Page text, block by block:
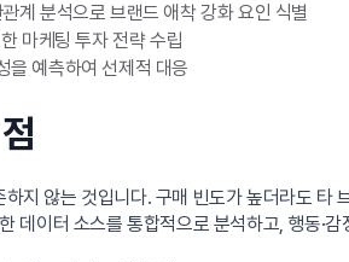
계 분석으로 브랜드 애착 강화 요인 식별
마케팅 투자 전략 수립
을 예측하여 선제적 대응
지 않는 것입니다. 구매 빈도가 높더라도
데이터 소스를 통합적으로 분석하고, 행동·